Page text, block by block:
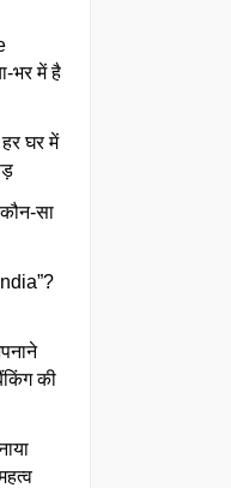
भर में है
घर में
सा
की